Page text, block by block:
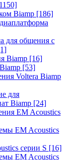
Biamp [186]
для общения с
Biamp [16]
[53]
Voltera Biamp
для
Biamp [24]
EM Acoustics
EM Acoustics
серии S [16]
EM Acoustics